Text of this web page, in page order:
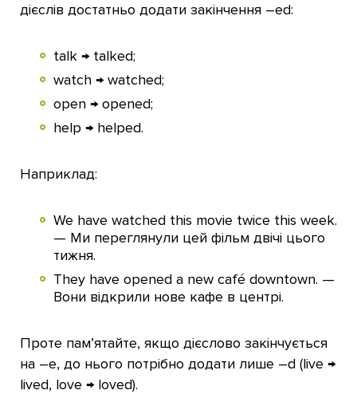
дієслів достатньо додати закінчення –ed:
talk → talked;
watch → watched;
open → opened;
help → helped.
Наприклад:
We have watched this movie twice this week.
— Ми переглянули цей фільм двічі цього
тижня.
They have opened a new café downtown. —
Вони відкрили нове кафе в центрі.
Проте пам’ятайте, якщо дієслово закінчується
на –e, до нього потрібно додати лише –d (live →
lived, love → loved).